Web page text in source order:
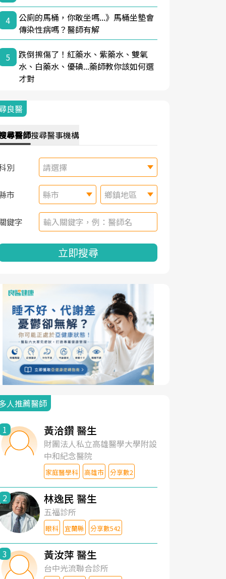
4
公廁的馬桶，你敢坐嗎...》馬桶坐墊會
傳染性病嗎？醫師有解
5
跌倒擦傷了！紅藥水、紫藥水、雙氧
水、白藥水、優碘...藥師教你該如何選
才對
良醫
尋醫師搜尋醫事機構
別 請選擇
市 縣市 鄉鎮地區
鍵字
立即搜尋
人推薦醫師
1 黃洽鑽 醫生
財團法人私立高雄醫學大學附設
中和紀念醫院
家庭醫學科 高雄市 分享數2
2 林逸民 醫生
五福診所
眼科 宜蘭縣 分享數542
3 黃汝萍 醫生
台中光流聯合診所